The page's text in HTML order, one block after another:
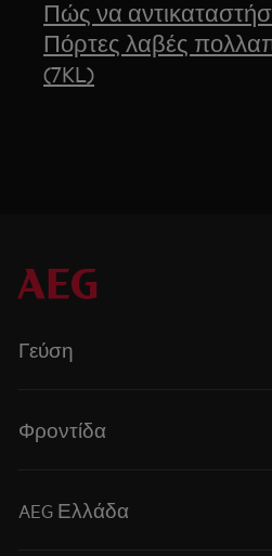
Πώς να
Πόρτες λαβές
(7KL)
Γεύση
Φροντίδα
AEG Ελλάδα